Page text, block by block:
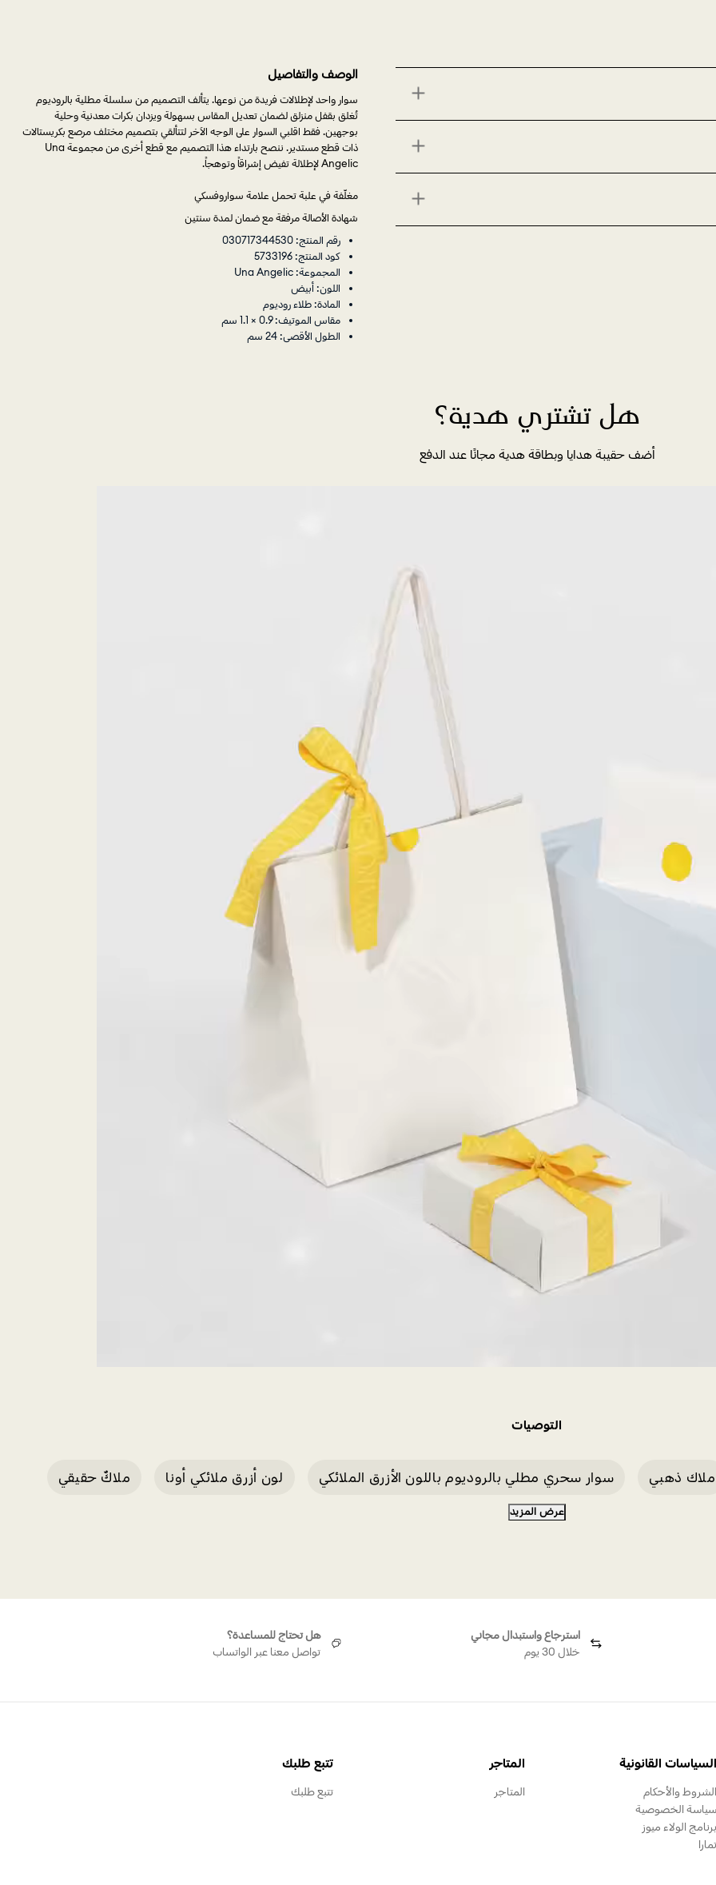
الوصف والتفاصيل
سوار واحد لإطلالات فريدة من نوعها. يتألف التصميم من سلسلة مطلية بالروديوم
تُغلق بقفل منزلق لضمان تعديل المقاس بسهولة ويزدان بكرات معدنية وحلية
بوجهين. فقط اقلبي السوار على الوجه الآخر لتتألقي بتصميم مختلف مرصع بكريستالات
ذات قطع مستدير. ننصح بارتداء هذا التصميم مع قطع أخرى من مجموعة Una
Angelic لإطلالة تفيض إشراقاً وتوهجاً.
مغلّفة في علبة تحمل علامة سواروفسكي
شهادة الأصالة مرفقة مع ضمان لمدة سنتين
رقم المنتج: 030717344530
كود المنتج: 5733196
المجموعة: Una Angelic
اللون: أبيض
المادة: طلاء روديوم
مقاس الموتيف: 0.9 × 1.1 سم
الطول الأقصى: 24 سم
هل تشتري هدية؟
أضف حقيبة هدايا وبطاقة هدية مجانًا عند الدفع
التوصيات
ملاك ذهبي سوار سحري مطلي بالروديوم باللون الأزرق الملائكي لون أزرق ملائكي أونا ملاكٌ حقيقي
عرض المزيد
استرجاع واستبدال مجاني
خلال 30 يوم
هل تحتاج للمساعدة؟
تواصل معنا عبر الواتساب
السياسات القانونية
الشروط والأحكام
سياسة الخصوصية
برنامج الولاء ميوز
تمارا
المتاجر
المتاجر
تتبع طلبك
تتبع طلبك